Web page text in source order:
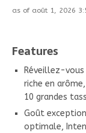
as of août 1, 2026
Features
Réveillez-
riche en
10 grandes
Goût
optimale,